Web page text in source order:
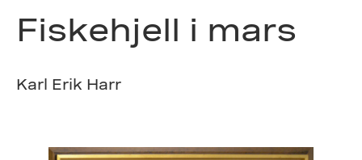
Fiskehjell i mars
Karl Erik Harr